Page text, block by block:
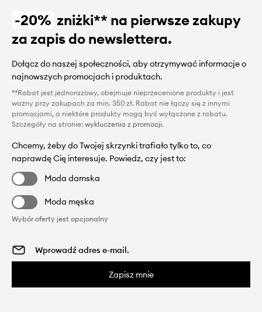
-20% zniżki** na pierwsze zakupy
za zapis do newslettera.
Dołącz do naszej społeczności, aby otrzymywać informacje o
najnowszych promocjach i produktach.
**Rabat jest jednorazowy, obejmuje nieprzecenione produkty i jest
ważny przy zakupach za min. 350 zł. Rabat nie łączy się z innymi
promocjami, a niektóre produkty mogą być wyłączone z rabatu.
Szczegóły na stronie: wykluczenia z promocji.
Chcemy, żeby do Twojej skrzynki trafiało tylko to, co
naprawdę Cię interesuje. Powiedz, czy jest to:
Moda damska
Moda męska
Wybór oferty jest opcjonalny
Zapisz mnie